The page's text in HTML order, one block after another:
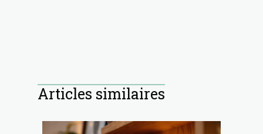
Articles similaires